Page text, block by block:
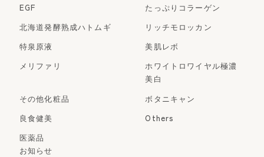
EGF
たっぷりコラーゲン
北海道発酵熟成ハトムギ
リッチモロッカン
特泉原液
美肌レボ
メリファリ
ホワイトロワイヤル極濃
美白
その他化粧品
ボタニキャン
良食健美
Others
医薬品
お知らせ